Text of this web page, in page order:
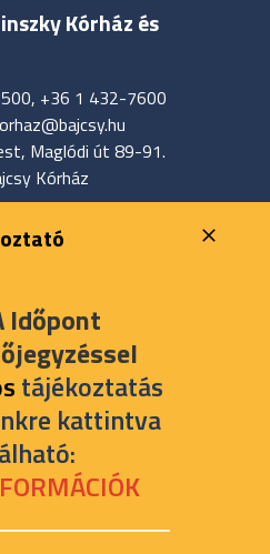
Kórház és
+36 1 432-7600
Maglódi út 89-91.
Kórház
Időpont
tájékoztatás
kattintva